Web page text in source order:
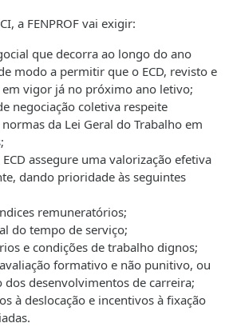
a FENPROF vai exigir:
que decorra ao longo do ano
modo a permitir que o ECD, revisto e
vigor já no próximo ano letivo;
negociação coletiva respeite
da Lei Geral do Trabalho em
assegure uma valorização efetiva
dando prioridade às seguintes
remuneratórios;
do tempo de serviço;
e condições de trabalho dignos;
formativo e não punitivo, ou
desenvolvimentos de carreira;
à deslocação e incentivos à fixação